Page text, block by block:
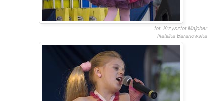
fot. Krzysztof Majcher
Natalka Baranowska